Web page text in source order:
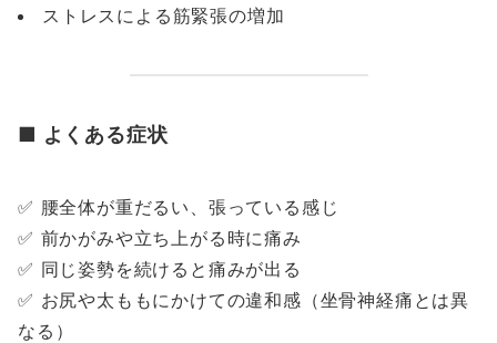
ストレスによる筋緊張の増加
■ よくある症状
✅ 腰全体が重だるい、張っている感じ
✅ 前かがみや立ち上がる時に痛み
✅ 同じ姿勢を続けると痛みが出る
✅ お尻や太ももにかけての違和感（坐骨神経痛とは異
なる）